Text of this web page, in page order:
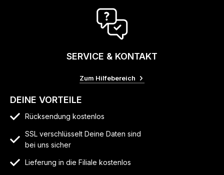
SERVICE & KONTAKT
Zum Hilfebereich
DEINE VORTEILE
Rücksendung kostenlos
SSL verschlüsselt Deine Daten sind
bei uns sicher
Lieferung in die Filiale kostenlos